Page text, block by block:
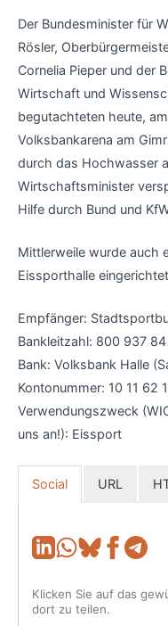
Der Bundesminister für
Rösler,
Cornelia Pieper und der
Wirtschaft und
begutachteten heute,
Volksbankarena am
durch das Hochwasser
Wirtschaftsminister
Hilfe durch Bund und
Mittlerweile wurde auch
Eissporthalle
Empfänger:
Bankleitzahl: 800 937 84
Bank: Volksbank Halle
Kontonummer: 10 11 62
Verwendungszweck
uns an!): Eissport
Social URL
Klicken Sie auf das
dort zu teilen.